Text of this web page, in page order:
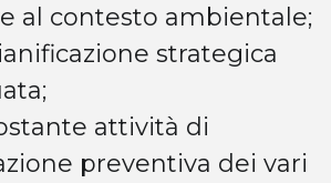
al contesto ambientale;
strategica
attività di
preventiva dei vari